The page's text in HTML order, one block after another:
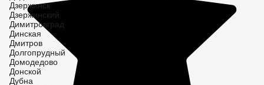
Дзержинск
Дзержинский
Димитровград
Динская
Дмитров
Долгопрудный
Домодедово
Донской
Дубна